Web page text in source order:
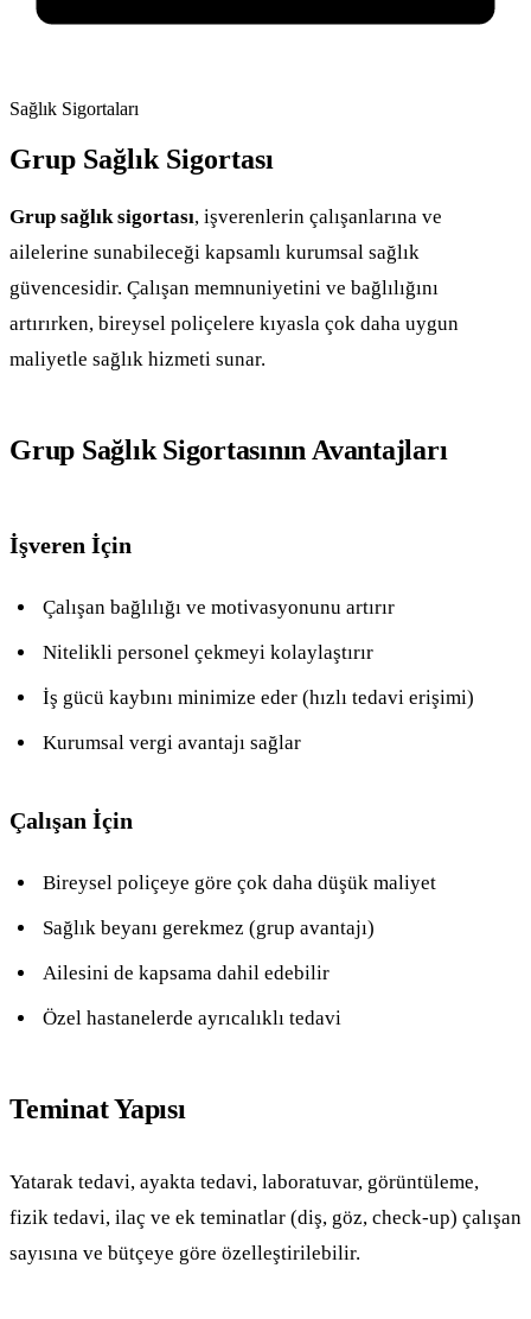
Sağlık Sigortaları
Grup Sağlık Sigortası
Grup sağlık sigortası, işverenlerin çalışanlarına ve
ailelerine sunabileceği kapsamlı kurumsal sağlık
güvencesidir. Çalışan memnuniyetini ve bağlılığını
artırırken, bireysel poliçelere kıyasla çok daha uygun
maliyetle sağlık hizmeti sunar.
Grup Sağlık Sigortasının Avantajları
İşveren İçin
Çalışan bağlılığı ve motivasyonunu artırır
Nitelikli personel çekmeyi kolaylaştırır
İş gücü kaybını minimize eder (hızlı tedavi erişimi)
Kurumsal vergi avantajı sağlar
Çalışan İçin
Bireysel poliçeye göre çok daha düşük maliyet
Sağlık beyanı gerekmez (grup avantajı)
Ailesini de kapsama dahil edebilir
Özel hastanelerde ayrıcalıklı tedavi
Teminat Yapısı
Yatarak tedavi, ayakta tedavi, laboratuvar, görüntüleme,
fizik tedavi, ilaç ve ek teminatlar (diş, göz, check-up) çalışan
sayısına ve bütçeye göre özelleştirilebilir.